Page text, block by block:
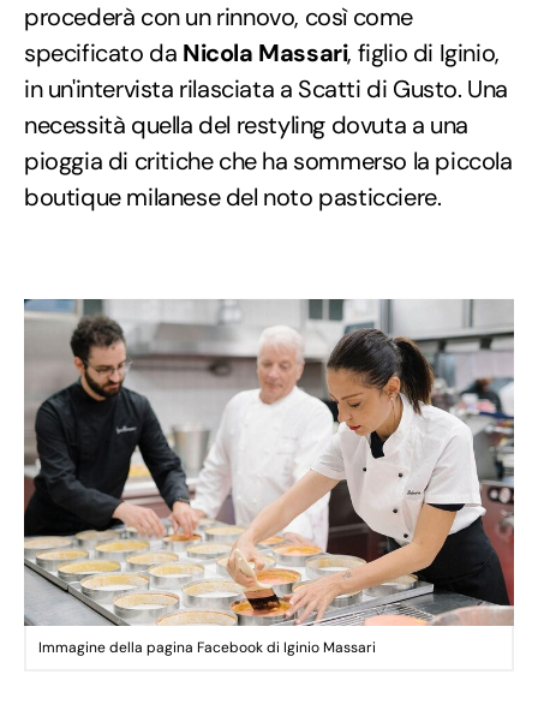
procederà con un rinnovo, così come
specificato da Nicola Massari, figlio di Iginio,
in un'intervista rilasciata a Scatti di Gusto. Una
necessità quella del restyling dovuta a una
pioggia di critiche che ha sommerso la piccola
boutique milanese del noto pasticciere.
Immagine della pagina Facebook di Iginio Massari